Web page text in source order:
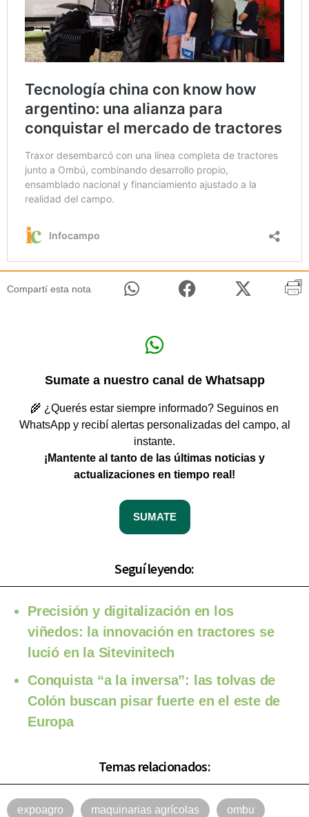
Compartí esta nota
Sumate a nuestro canal de Whatsapp
🌾 ¿Querés estar siempre informado? Seguinos en
WhatsApp y recibí alertas personalizadas del campo, al
instante.
¡Mantente al tanto de las últimas noticias y
actualizaciones en tiempo real!
SUMATE
Seguí leyendo:
Precisión y digitalización en los
viñedos: la innovación en tractores se
lució en la Sitevinitech
Conquista “a la inversa”: las tolvas de
Colón buscan pisar fuerte en el este de
Europa
Temas relacionados:
expoagro maquinarias agrícolas ombu